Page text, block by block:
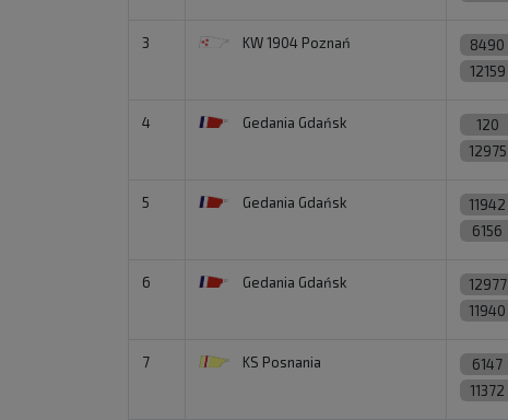
3 KW 1904 Poznań 8490
12159
4 Gedania Gdańsk 120
12975
5 Gedania Gdańsk 11942
6156
6 Gedania Gdańsk 12977
11940
7 KS Posnania 6147
11372